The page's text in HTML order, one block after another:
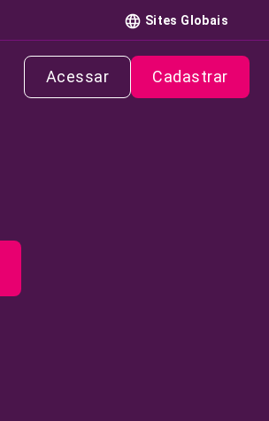
Sites Globais
Acessar Cadastrar